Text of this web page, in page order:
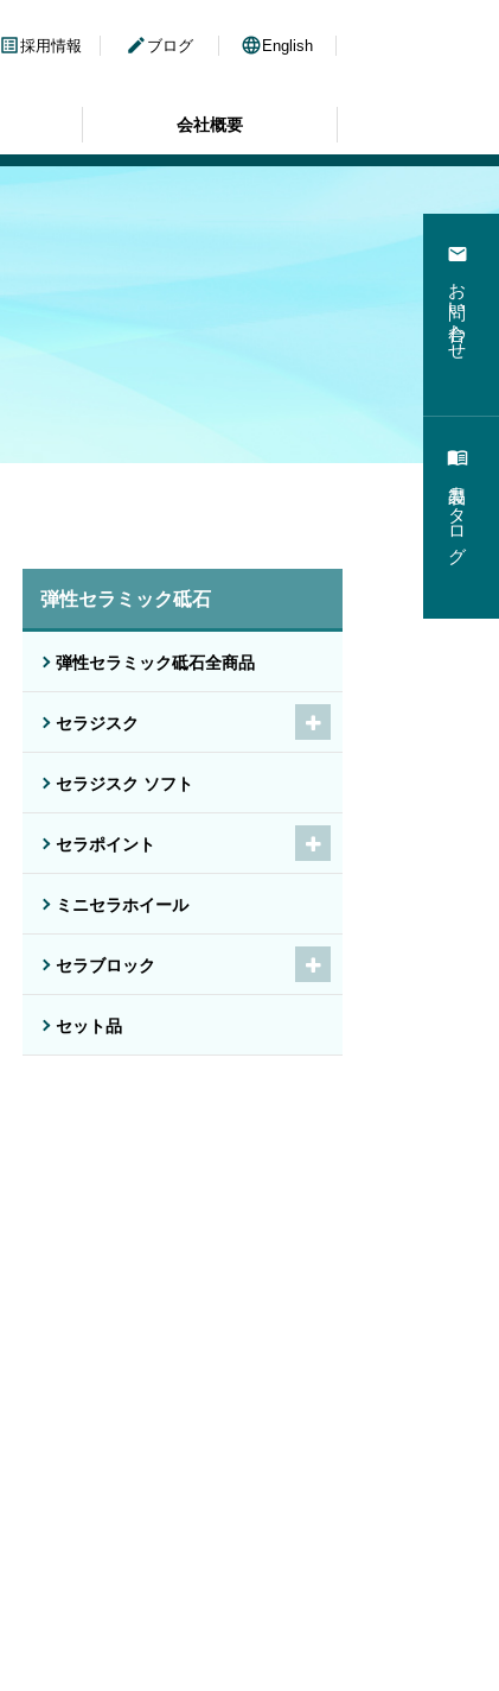
会社概要
list_alt採用情報 edit ブログ language English
email
お問い合わせ
menu_book
製品カタログ
弾性セラミック砥石
弾性セラミック砥石全商品
セラジスク
セラジスク ソフト
セラポイント
ミニセラホイール
セラブロック
セット品